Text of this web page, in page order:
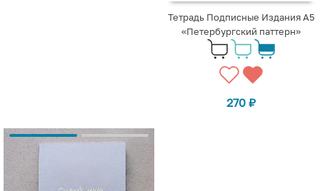
Тетрадь Подписные Издания А5
«Петербургский паттерн»
270 ₽